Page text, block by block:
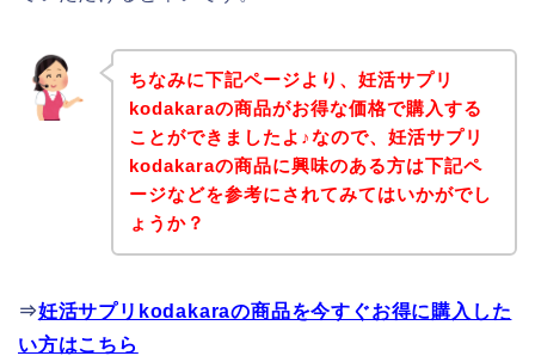
ちなみに下記ページより、妊活サプリ
kodakaraの商品がお得な価格で購入する
ことができましたよ♪なので、妊活サプリ
kodakaraの商品に興味のある方は下記ペ
ージなどを参考にされてみてはいかがでし
ょうか？
⇒妊活サプリkodakaraの商品を今すぐお得に購入した
い方はこちら